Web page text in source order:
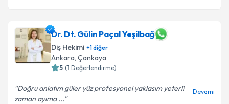
Dr. Dt. Gülin Paçal Yeşilbağ
Diş Hekimi +1diğer
Ankara, Çankaya
5 (1 Değerlendirme)
Doğru anlatım güler yüz profesyonel yaklasım yeterli
zaman ayıma ...
Devamı